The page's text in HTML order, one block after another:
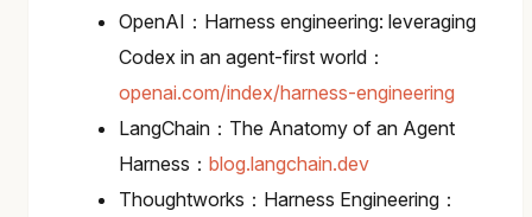
OpenAI：Harness engineering: leveraging
Codex in an agent-first world：
openai.com/index/harness-engineering
LangChain：The Anatomy of an Agent
Harness： blog.langchain.dev
Thoughtworks：Harness Engineering：